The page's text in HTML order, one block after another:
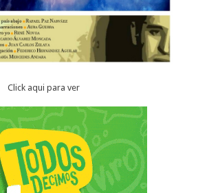
Click aqui para ver